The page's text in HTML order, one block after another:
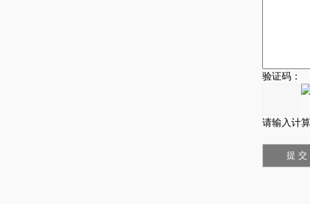
验证码：
请输入计